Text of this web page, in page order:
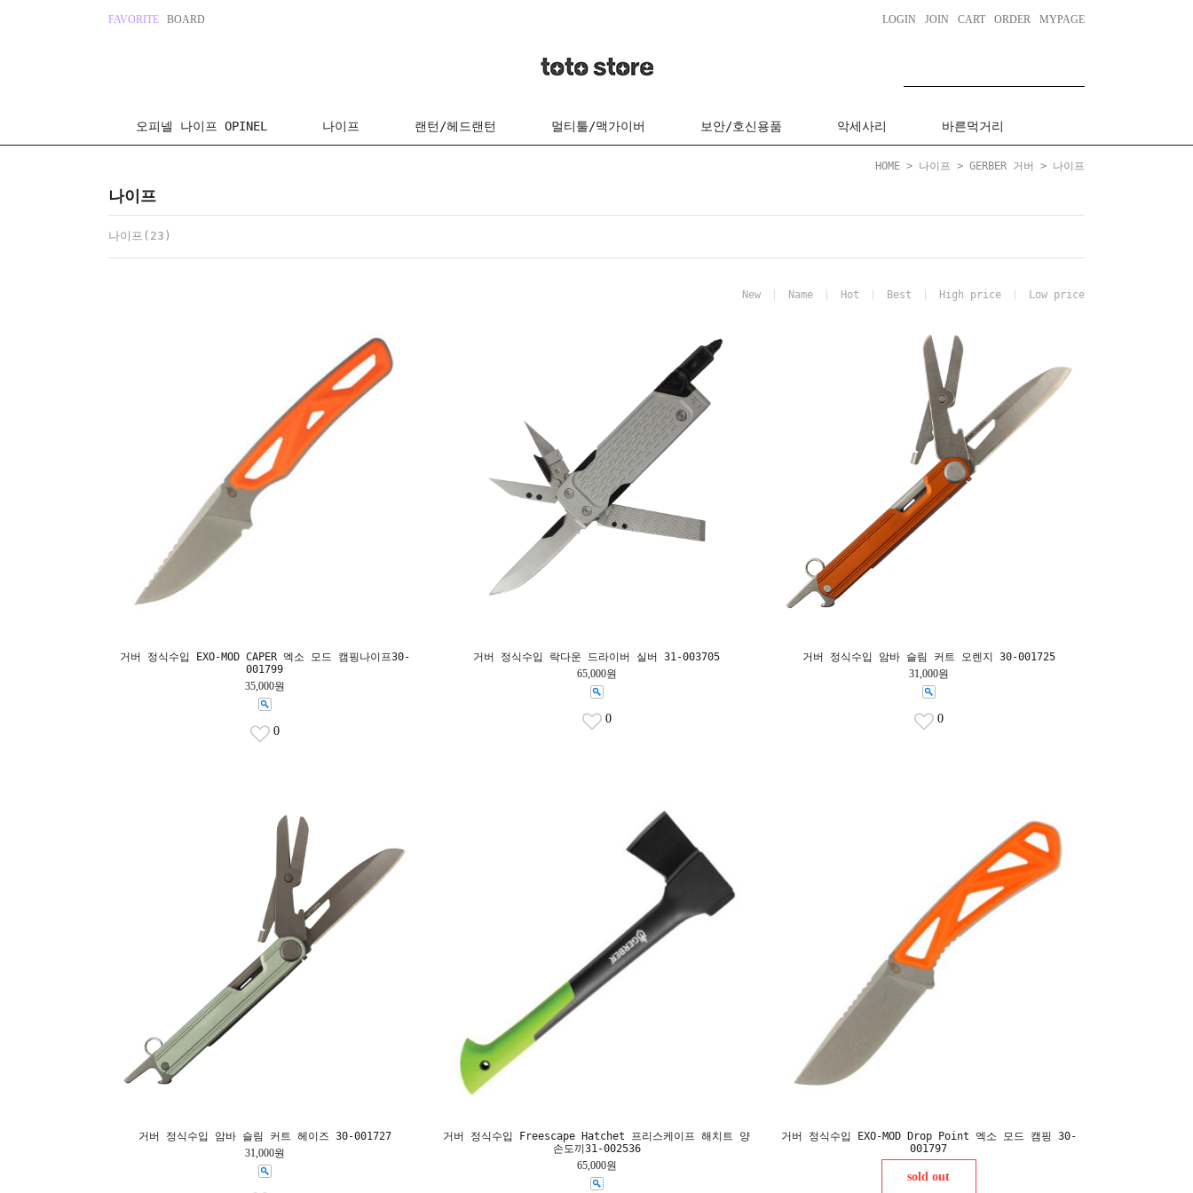
FAVORITE BOARD LOGIN JOIN CART ORDER MYPAGE
오피넬 나이프 OPINEL 나이프 랜턴/헤드랜턴 멀티툴/맥가이버 보안/호신용품 악세사리 바른먹거리
HOME > 나이프 > GERBER 거버 > 나이프
나이프
나이프(23)
New Name Hot Best High price Low price
거버 정식수입 EXO-MOD CAPER 엑소 모드 캠핑나이프30-
001799
35,000원
0
거버 정식수입 락다운 드라이버 실버 31-003705
65,000원
0
거버 정식수입 암바 슬림 커트 오렌지 30-001725
31,000원
0
거버 정식수입 암바 슬림 커트 헤이즈 30-001727
31,000원
거버 정식수입 Freescape Hatchet 프리스케이프 해치트 양
손도끼31-002536
65,000원
거버 정식수입 EXO-MOD Drop Point 엑소 모드 캠핑 30-
001797
sold out